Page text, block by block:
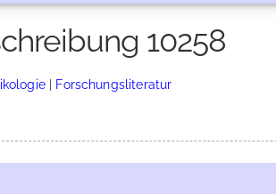
10258
| Forschungsliteratur